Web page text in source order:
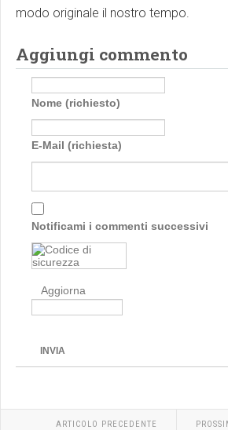
modo originale il nostro tempo.
Aggiungi commento
Nome (richiesto)
E-Mail (richiesta)
Notificami i commenti successivi
Aggiorna
INVIA
ARTICOLO PRECEDENTE